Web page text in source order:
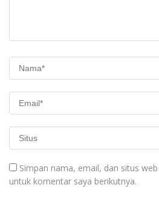
Simpan nama, email, dan situs
untuk komentar saya berikutnya.